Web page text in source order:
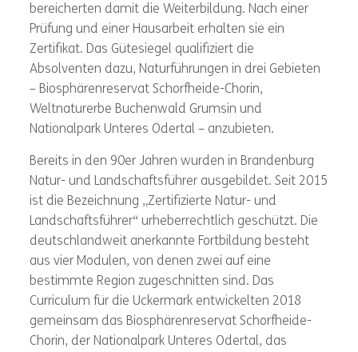
bereicherten damit die Weiterbildung. Nach einer
Prüfung und einer Hausarbeit erhalten sie ein
Zertifikat. Das Gütesiegel qualifiziert die
Absolventen dazu, Naturführungen in drei Gebieten
– Biosphärenreservat Schorfheide-Chorin,
Weltnaturerbe Buchenwald Grumsin und
Nationalpark Unteres Odertal – anzubieten.
Bereits in den 90er Jahren wurden in Brandenburg
Natur- und Landschaftsführer ausgebildet. Seit 2015
ist die Bezeichnung „Zertifizierte Natur- und
Landschaftsführer“ urheberrechtlich geschützt. Die
deutschlandweit anerkannte Fortbildung besteht
aus vier Modulen, von denen zwei auf eine
bestimmte Region zugeschnitten sind. Das
Curriculum für die Uckermark entwickelten 2018
gemeinsam das Biosphärenreservat Schorfheide-
Chorin, der Nationalpark Unteres Odertal, das